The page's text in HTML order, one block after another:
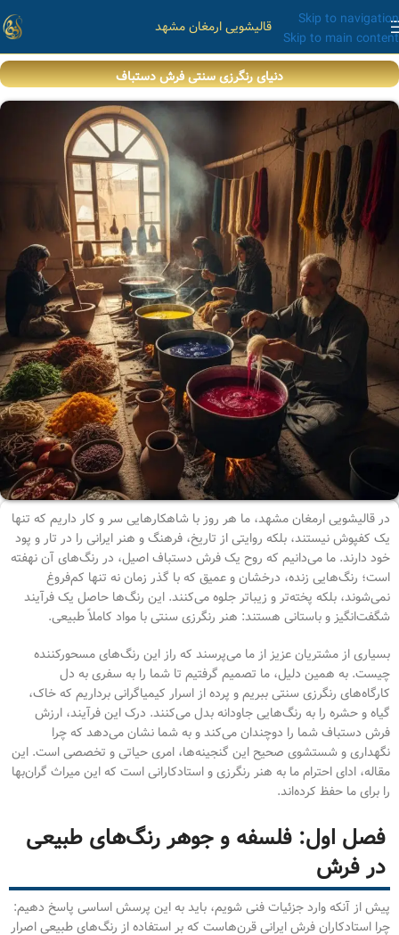
Skip to navigation
Skip to main content
قالیشویی ارمغان مشهد
دنیای رنگرزی سنتی فرش دستباف
در قالیشویی ارمغان مشهد، ما هر روز با شاهکارهایی سر و کار داریم که تنها
یک کفپوش نیستند، بلکه روایتی از تاریخ، فرهنگ و هنر ایرانی را در تار و پود
خود دارند. ما می‌دانیم که روح یک فرش دستباف اصیل، در رنگ‌های آن نهفته
است؛ رنگ‌هایی زنده، درخشان و عمیق که با گذر زمان نه تنها کم‌فروغ
نمی‌شوند، بلکه پخته‌تر و زیباتر جلوه می‌کنند. این رنگ‌ها حاصل یک فرآیند
شگفت‌انگیز و باستانی هستند: هنر رنگرزی سنتی با مواد کاملاً طبیعی.
بسیاری از مشتریان عزیز از ما می‌پرسند که راز این رنگ‌های مسحورکننده
چیست. به همین دلیل، ما تصمیم گرفتیم تا شما را به سفری به دل
کارگاه‌های رنگرزی سنتی ببریم و پرده از اسرار کیمیاگرانی برداریم که خاک،
گیاه و حشره را به رنگ‌هایی جاودانه بدل می‌کنند. درک این فرآیند، ارزش
فرش دستباف شما را دوچندان می‌کند و به شما نشان می‌دهد که چرا
نگهداری و شستشوی صحیح این گنجینه‌ها، امری حیاتی و تخصصی است. این
مقاله، ادای احترام ما به هنر رنگرزی و استادکارانی است که این میراث گران‌بها
را برای ما حفظ کرده‌اند.
فصل اول: فلسفه و جوهر رنگ‌های طبیعی
در فرش
پیش از آنکه وارد جزئیات فنی شویم، باید به این پرسش اساسی پاسخ دهیم:
چرا استادکاران فرش ایرانی قرن‌هاست که بر استفاده از رنگ‌های طبیعی اصرار